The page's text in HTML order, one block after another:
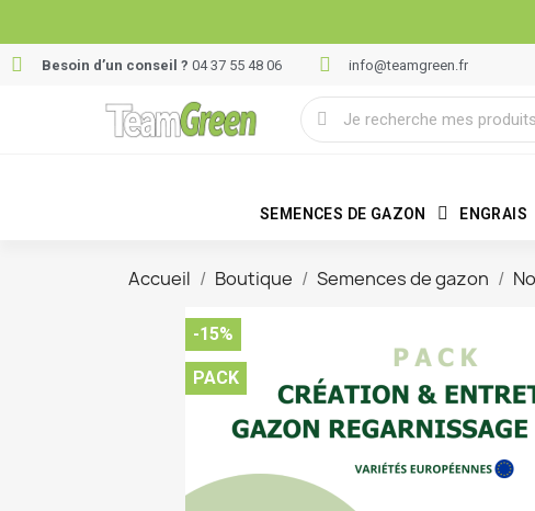
Besoin d’un conseil ? 04 37 55 48 06 info@teamgreen.fr
SEMENCES DE GAZON ENGRAIS
Accueil Boutique Semences de gazon
-15%
PACK